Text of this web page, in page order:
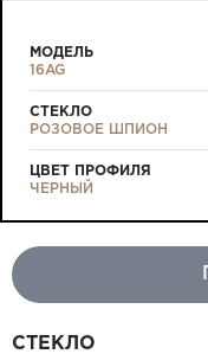
МОДЕЛЬ
16AG
СТЕКЛО
РОЗОВОЕ ШПИОН
ЦВЕТ ПРОФИЛЯ
ЧЕРНЫЙ
СТЕКЛО